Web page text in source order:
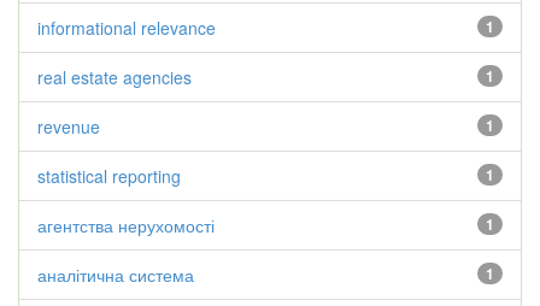
1
informational relevance
1
real estate agencies
1
revenue
1
statistical reporting
1
агентства нерухомості
1
аналітична система